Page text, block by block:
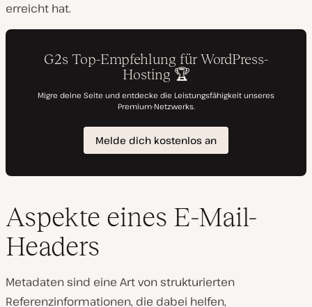
erreicht hat.
Aspekte eines E-Mail-
Headers
Metadaten sind eine Art von strukturierten
Referenzinformationen, die dabei helfen,